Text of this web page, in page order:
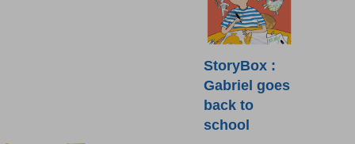
StoryBox :
Gabriel goes
back to
school